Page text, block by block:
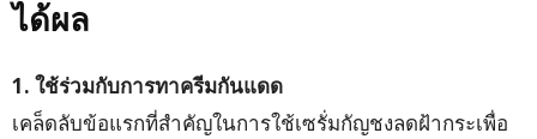
ได้ผล
1. ใช้ร่วมกับการทาครีมกันแดด
เคล็ดลับข้อแรกที่สำคัญในการใช้เซรั่มกัญชงลดฝ้ากระเพื่อ